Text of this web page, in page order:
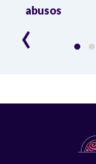
abusos
‹